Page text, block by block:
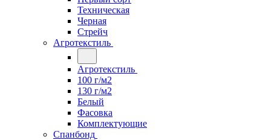
Техническая
Черная
Стрейч
Агротекстиль
Агротекстиль
100 г/м2
130 г/м2
Белый
Фасовка
Комплектующие
Спанбонд